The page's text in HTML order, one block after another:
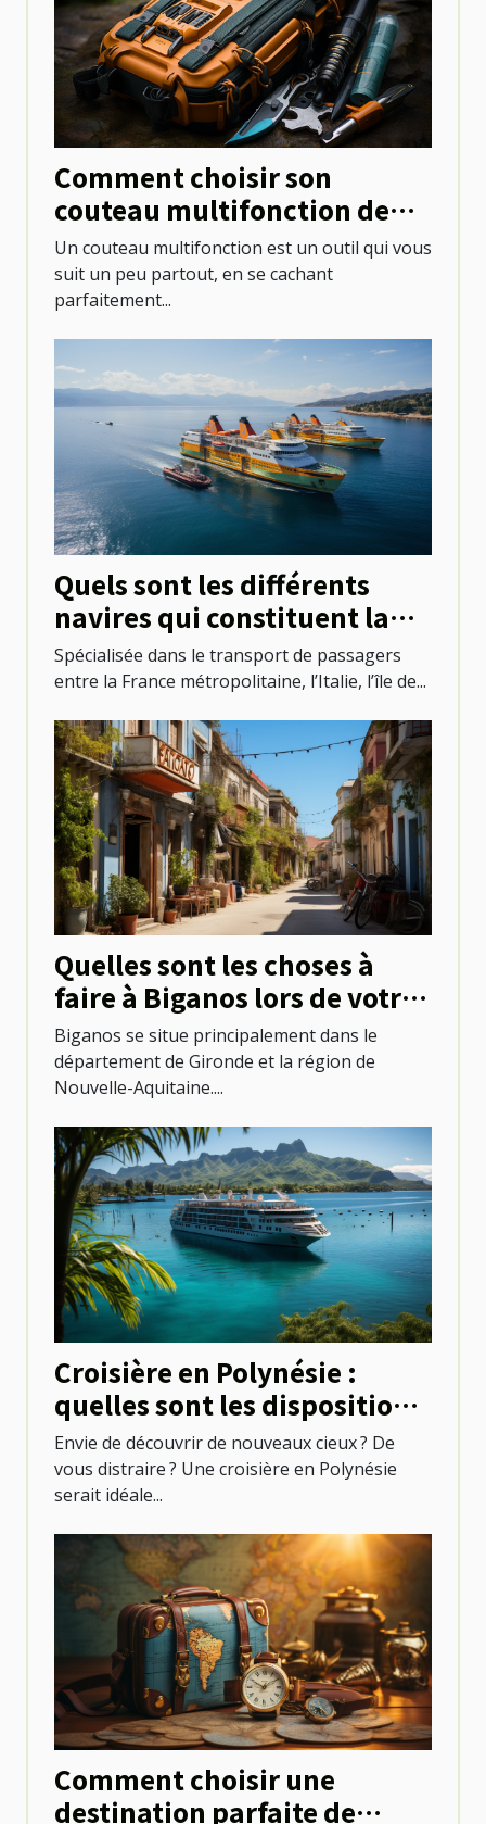
Comment choisir son
couteau multifonction de
camping ?
Un couteau multifonction est un outil qui vous
suit un peu partout, en se cachant
parfaitement...
Quels sont les différents
navires qui constituent la
flotte de Corsica Ferries ?
Spécialisée dans le transport de passagers
entre la France métropolitaine, l’Italie, l’île de...
Quelles sont les choses à
faire à Biganos lors de votre
séjour ?
Biganos se situe principalement dans le
département de Gironde et la région de
Nouvelle-Aquitaine....
Croisière en Polynésie :
quelles sont les dispositions
à prendre ?
Envie de découvrir de nouveaux cieux ? De
vous distraire ? Une croisière en Polynésie
serait idéale...
Comment choisir une
destination parfaite de